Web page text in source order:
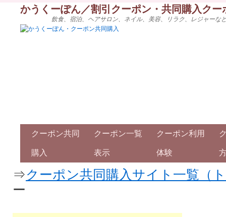
かうくーぽん／割引クーポン・共同購入ク
飲食、宿泊、ヘアサロン、ネイル、美容、リラク、レジャー
クーポン共同
購入
クーポン一覧
表示
クーポン利用
体験
⇒クーポン共同購入サイト一覧（
ー